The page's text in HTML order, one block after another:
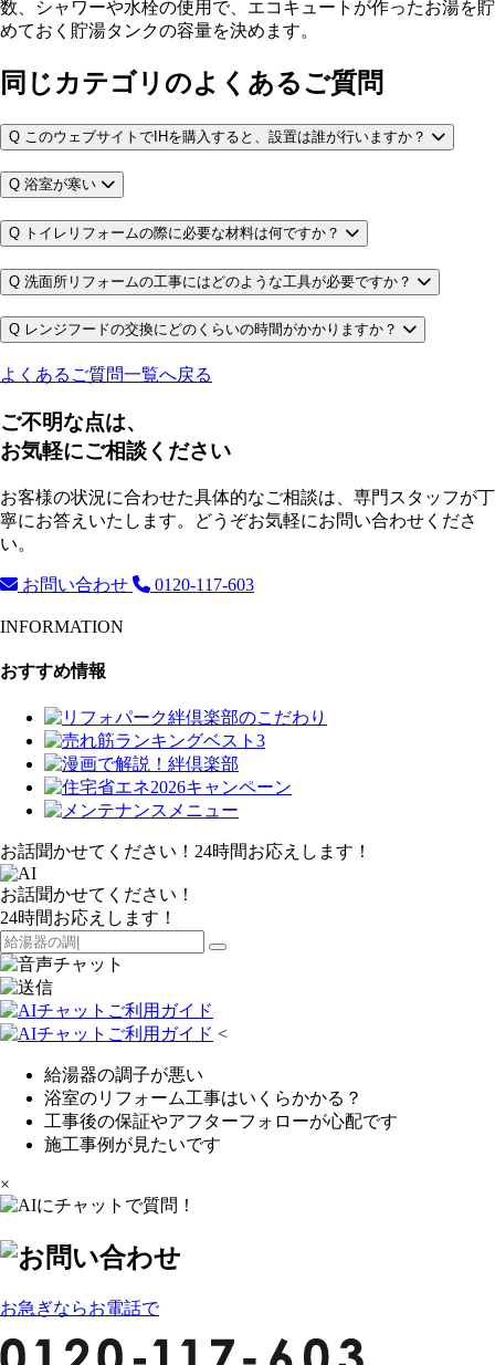
数、シャワーや水栓の使用で、エコキュートが作ったお湯を貯
めておく貯湯タンクの容量を決めます。
同じカテゴリのよくあるご質問
Q このウェブサイトでIHを購入すると、設置は誰が行いますか？
Q 浴室が寒い
Q トイレリフォームの際に必要な材料は何ですか？
Q 洗面所リフォームの工事にはどのような工具が必要ですか？
Q レンジフードの交換にどのくらいの時間がかかりますか？
よくあるご質問一覧へ戻る
ご不明な点は、
お気軽にご相談ください
お客様の状況に合わせた具体的なご相談は、専門スタッフが丁
寧にお答えいたします。どうぞお気軽にお問い合わせくださ
い。
お問い合わせ 0120-117-603
INFORMATION
おすすめ情報
お話聞かせてください！24時間お応えします！
お話聞かせてください！
24時間お応えします！
<
給湯器の調子が悪い
浴室のリフォーム工事はいくらかかる？
工事後の保証やアフターフォローが心配です
施工事例が見たいです
×
お急ぎならお電話で